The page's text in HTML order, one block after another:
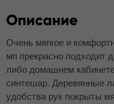
Описание
Очень мягкое и
мп прекрасно подходит
либо домашнем
синтешар. Деревянные
удобства рук покрыты